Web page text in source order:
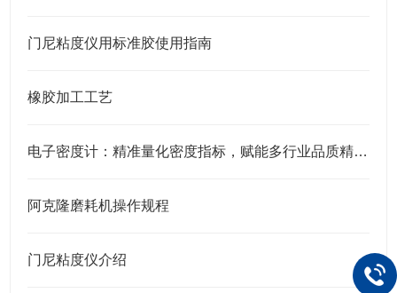
门尼粘度仪用标准胶使用指南
橡胶加工工艺
电子密度计：精准量化密度指标，赋能多行业品质精准管控
阿克隆磨耗机操作规程
门尼粘度仪介绍